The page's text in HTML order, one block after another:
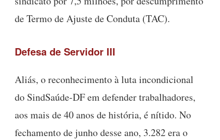
de Termo de Ajuste de Conduta (TAC).
Defesa de Servidor III
Aliás, o reconhecimento à luta incondicional
do SindSaúde-DF em defender trabalhadores,
aos mais de 40 anos de história, é nítido. No
fechamento de junho desse ano, 3.282 era o